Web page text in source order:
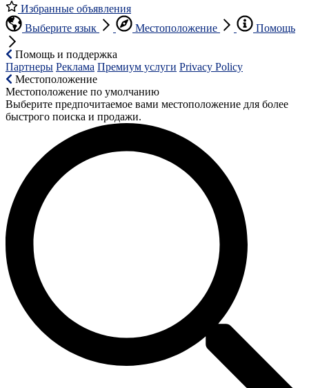
Избранные объявления
Выберите язык
Местоположение Помощь
Помощь и поддержка
Партнеры Реклама Премиум услуги Privacy Policy
Местоположение
Местоположение по умолчанию
Выберите предпочитаемое вами местоположение для более
быстрого поиска и продажи.